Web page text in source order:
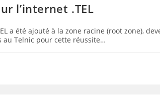
l’internet .TEL
a été ajouté à la zone racine (root zone),
au Telnic pour cette réussite…